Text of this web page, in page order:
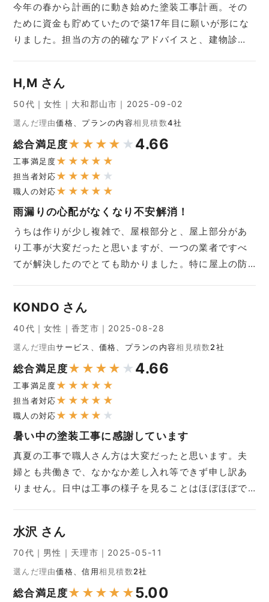
今年の春から計画的に動き始めた塗装工事計画。その
ために資金も貯めていたので築17年目に願いが形にな
りました。担当の方の的確なアドバイスと、建物診…
H,M さん
50代｜女性｜大和郡山市｜2025-09-02
選んだ理由価格、プランの内容相見積数4社
総合満足度★ ★ ★ ★ ★ 4.66
工事満足度★ ★ ★ ★ ★
担当者対応★ ★ ★ ★ ★
職人の対応★ ★ ★ ★ ★
雨漏りの心配がなくなり不安解消！
うちは作りが少し複雑で、屋根部分と、屋上部分があ
り工事が大変だったと思いますが、一つの業者ですべ
てが解決したのでとても助かりました。特に屋上の防…
KONDO さん
40代｜女性｜香芝市｜2025-08-28
選んだ理由サービス、価格、プランの内容相見積数2社
総合満足度★ ★ ★ ★ ★ 4.66
工事満足度★ ★ ★ ★ ★
担当者対応★ ★ ★ ★ ★
職人の対応★ ★ ★ ★ ★
暑い中の塗装工事に感謝しています
真夏の工事で職人さん方は大変だったと思います。夫
婦とも共働きで、なかなか差し入れ等できず申し訳あ
りません。日中は工事の様子を見ることはほぼほぼで…
水沢 さん
70代｜男性｜天理市｜2025-05-11
選んだ理由価格、信用相見積数2社
総合満足度★ ★ ★ ★ ★5.00